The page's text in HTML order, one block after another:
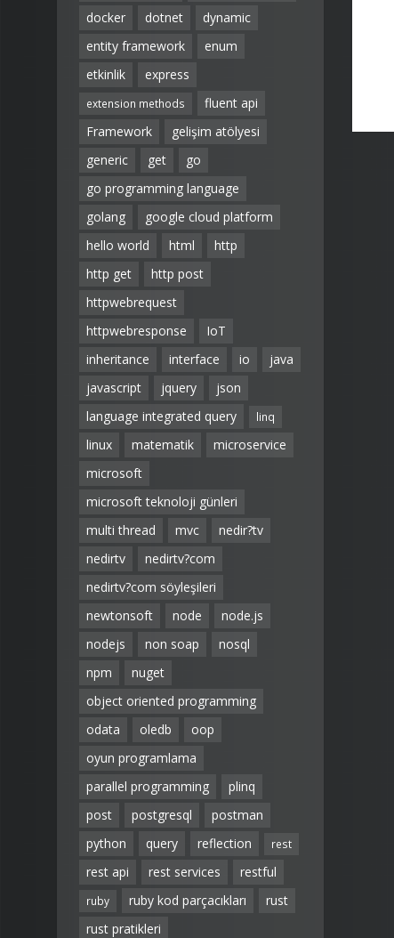
docker
dotnet
dynamic
entity framework
enum
etkinlik
express
extension methods
fluent api
Framework
gelişim atölyesi
generic
get
go
go programming language
golang
google cloud platform
hello world
html
http
http get
http post
httpwebrequest
httpwebresponse
IoT
inheritance
interface io
java
javascript
jquery
json
language integrated query
linq
linux matematik
microservice
microsoft
microsoft teknoloji günleri
multi thread
mvc
nedir?tv
nedirtv
nedirtv?com
nedirtv?com söyleşileri
newtonsoft
node
node.js
nodejs
non soap
nosql
npm
nuget
object oriented programming
odata
oledb
oop
oyun programlama
parallel programming
plinq
post
postgresql
postman
python
query reflection rest
rest api rest services restful
ruby ruby kod parçacıkları
rust
rust pratikleri